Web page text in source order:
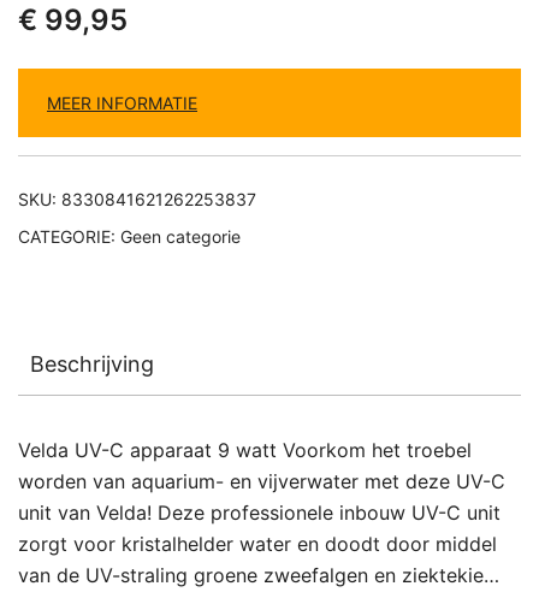
€ 99,95
MEER INFORMATIE
SKU: 8330841621262253837
CATEGORIE: Geen categorie
Beschrijving
Velda UV-C apparaat 9 watt Voorkom het troebel
worden van aquarium- en vijverwater met deze UV-C
unit van Velda! Deze professionele inbouw UV-C unit
zorgt voor kristalhelder water en doodt door middel
van de UV-straling groene zweefalgen en ziektekie…